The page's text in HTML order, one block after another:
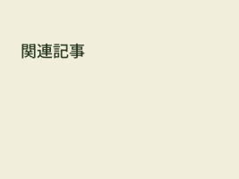
関連記事